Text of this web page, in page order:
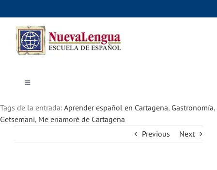
to
content
Toggle
Cursos
Dónde estudiar
Actividades culturales
Tags de la entrada: Aprender español en Cartagena, Gastronomía,
Getsemaní, Me enamoré de Cartagena
Previous
Next